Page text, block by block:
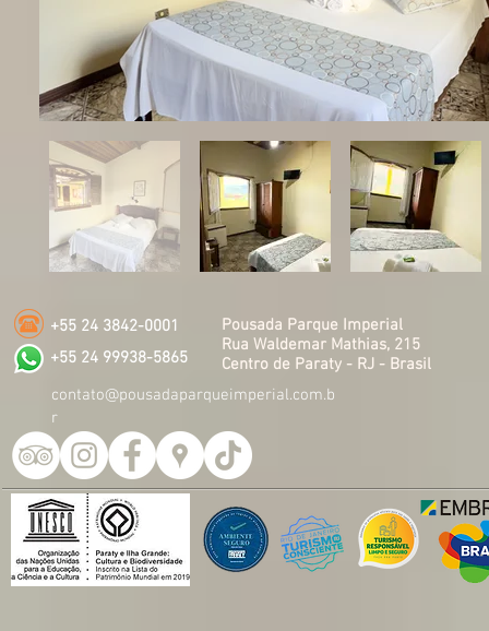
+55 24 3842-0001
+55 24 99938-5865
contato@pousadaparqueimperial.com.b
r
Pousada Parque Imperial
Rua Waldemar Mathias, 215
Centro de Paraty - RJ - Brasil